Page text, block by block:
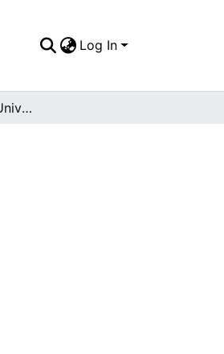
Log In
Diego Maya, rector Universidad Santiago de Cali.